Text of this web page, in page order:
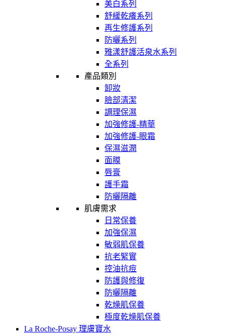
美白系列
舒緩乾癢系列
再生修護系列
防曬系列
雅漾舒護活泉水系列
全系列
產品類別
卸妝
臉部清潔
調理保濕
加強修護-精華
加強修護-眼霜
保濕滋潤
面膜
唇膏
護手霜
防曬隔離
肌膚需求
日常保養
加強保濕
敏弱肌保養
抗老緊實
控油抗痘
防護與修復
防曬隔離
乾燥肌保養
極度乾燥肌保養
La Roche-Posay 理膚寶水